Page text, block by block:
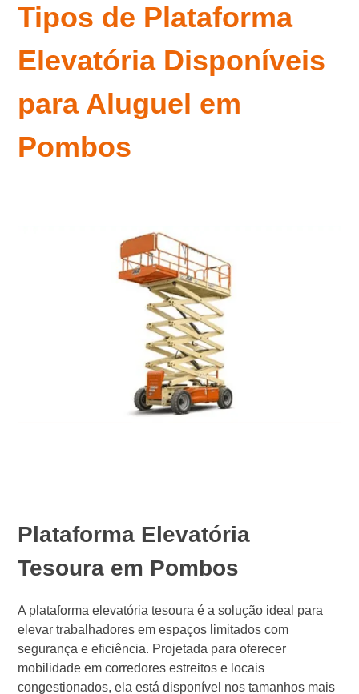
Tipos de Plataforma
Elevatória Disponíveis
para Aluguel em
Pombos
Plataforma Elevatória
Tesoura em Pombos
A plataforma elevatória tesoura é a solução ideal para
elevar trabalhadores em espaços limitados com
segurança e eficiência. Projetada para oferecer
mobilidade em corredores estreitos e locais
congestionados, ela está disponível nos tamanhos mais